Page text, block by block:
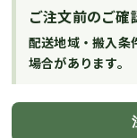
ご注文前のご確
配送地域・搬入条
場合があります。